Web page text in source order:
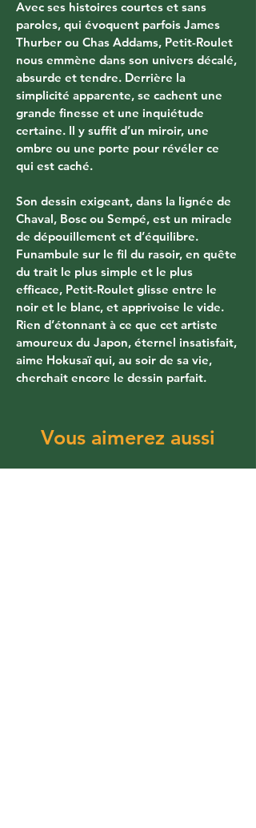
Avec ses histoires courtes et sans
paroles, qui évoquent parfois James
Thurber ou Chas Addams, Petit-Roulet
nous emmène dans son univers décalé,
absurde et tendre. Derrière la
simplicité apparente, se cachent une
grande finesse et une inquiétude
certaine. Il y suffit d’un miroir, une
ombre ou une porte pour révéler ce
qui est caché.
Son dessin exigeant, dans la lignée de
Chaval, Bosc ou Sempé, est un miracle
de dépouillement et d’équilibre.
Funambule sur le fil du rasoir, en quête
du trait le plus simple et le plus
efficace, Petit-Roulet glisse entre le
noir et le blanc, et apprivoise le vide.
Rien d’étonnant à ce que cet artiste
amoureux du Japon, éternel insatisfait,
aime Hokusaï qui, au soir de sa vie,
cherchait encore le dessin parfait.
Vous aimerez aussi